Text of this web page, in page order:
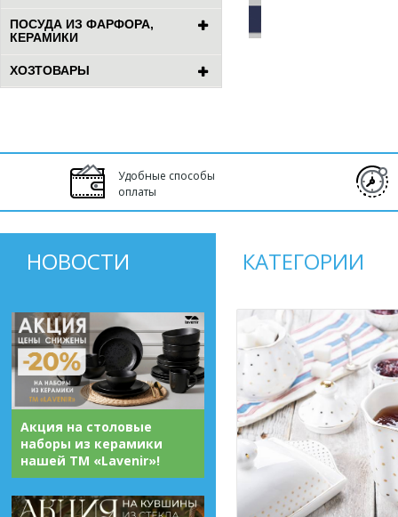
ПОСУДА ИЗ ФАРФОРА,
КЕРАМИКИ
ХОЗТОВАРЫ
Удобные способы
оплаты
НОВОСТИ
Акция на столовые
наборы из керамики
нашей ТМ «Lavenir»!
КАТЕГОРИИ